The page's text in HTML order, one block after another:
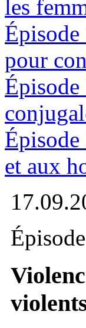
les
pour
Épisode
et aux